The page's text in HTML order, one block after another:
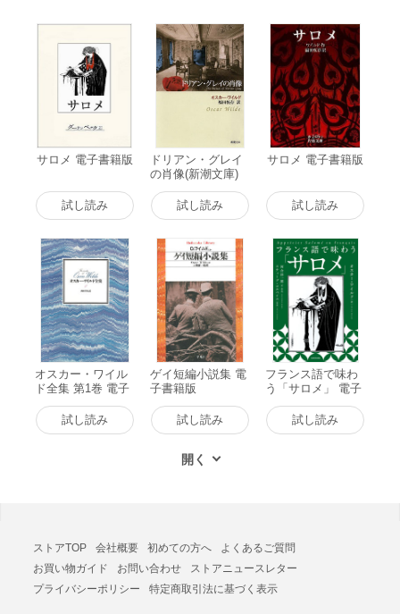
サロメ 電子書籍版
試し読み
ドリアン・グレイ
の肖像(新潮文庫)
電子書籍版
試し読み
サロメ 電子書籍版
試し読み
オスカー・ワイル
ド全集 第1巻 電子
書籍版
試し読み
ゲイ短編小説集 電
子書籍版
試し読み
フランス語で味わ
う「サロメ」 電子
書籍版
試し読み
ストアTOP 会社概要 初めての方へ
よくあるご質問
お買い物ガイド
お問い合わせ
ストアニュースレター
プライバシーポリシー
特定商取引法に基づく表示